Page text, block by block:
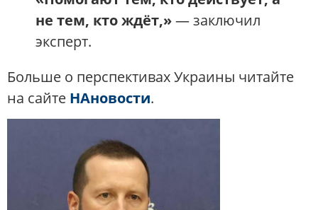
не тем, кто ждёт,»— заключил
эксперт.
Больше о перспективах Украины читайте
на сайте НАновости.